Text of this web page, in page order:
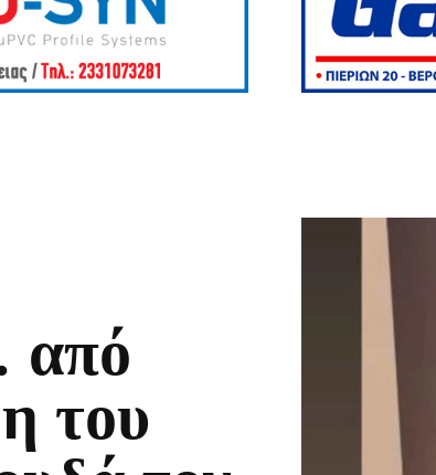
από
του